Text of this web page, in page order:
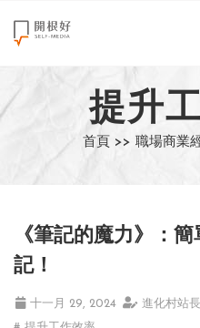
來點正能量
世界在想什麼
創造美好生活
職場商業經濟
影片專區
提升
首頁 >> 職場商業
《筆記的魔力》：
記！
十一月 29, 2024 進化村站